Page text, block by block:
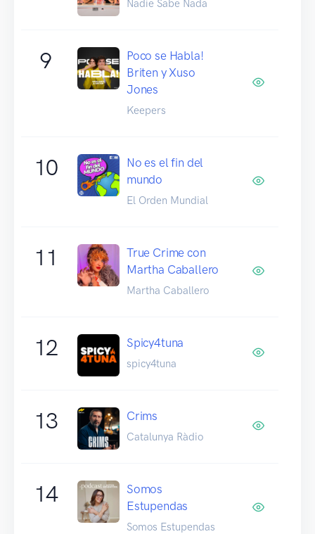
Nadie Sabe Nada
9
Poco se Habla!
Briten y Xuso
Jones
Keepers
10
No es el fin del
mundo
El Orden Mundial
11
True Crime con
Martha Caballero
Martha Caballero
12 Spicy4tuna
spicy4tuna
13 Crims
Catalunya Ràdio
14
Somos
Estupendas
Somos Estupendas